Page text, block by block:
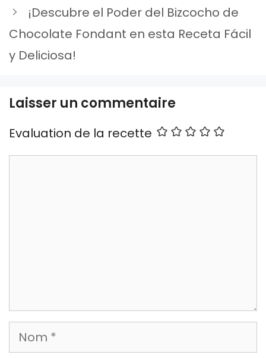
¡Descubre el Poder del Bizcocho de
Chocolate Fondant en esta Receta Fácil
y Deliciosa!
Laisser un commentaire
Evaluation de la recette
Nom